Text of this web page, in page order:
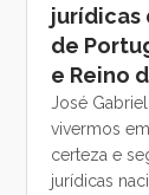
jurídicas
de
e Reino
José
vivermos
certeza e
jurídicas